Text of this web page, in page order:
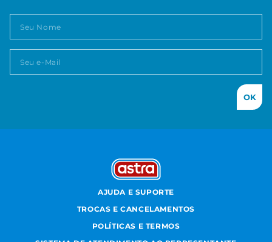
OK
AJUDA E SUPORTE
TROCAS E CANCELAMENTOS
POLÍTICAS E TERMOS